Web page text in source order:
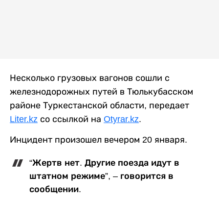
Несколько грузовых вагонов сошли с
железнодорожных путей в Тюлькубасском
районе Туркестанской области, передает
Liter.kz со ссылкой на Otyrar.kz.
Инцидент произошел вечером 20 января.
“Жертв нет. Другие поезда идут в
штатном режиме”, – говорится в
сообщении.